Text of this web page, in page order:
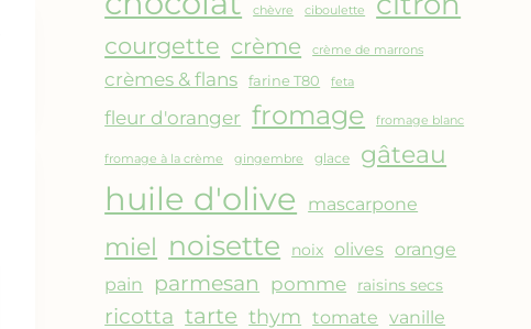
chèvre ciboulette
courgette crème crème de marrons
crèmes & flans farine T80 feta
fleur d'oranger fromage fromage blanc
fromage à la crème gingembre glace gâteau
huile d'olive mascarpone
miel noisette noix olives orange
pain
parmesan pomme raisins secs
ricotta tarte thym tomate vanille